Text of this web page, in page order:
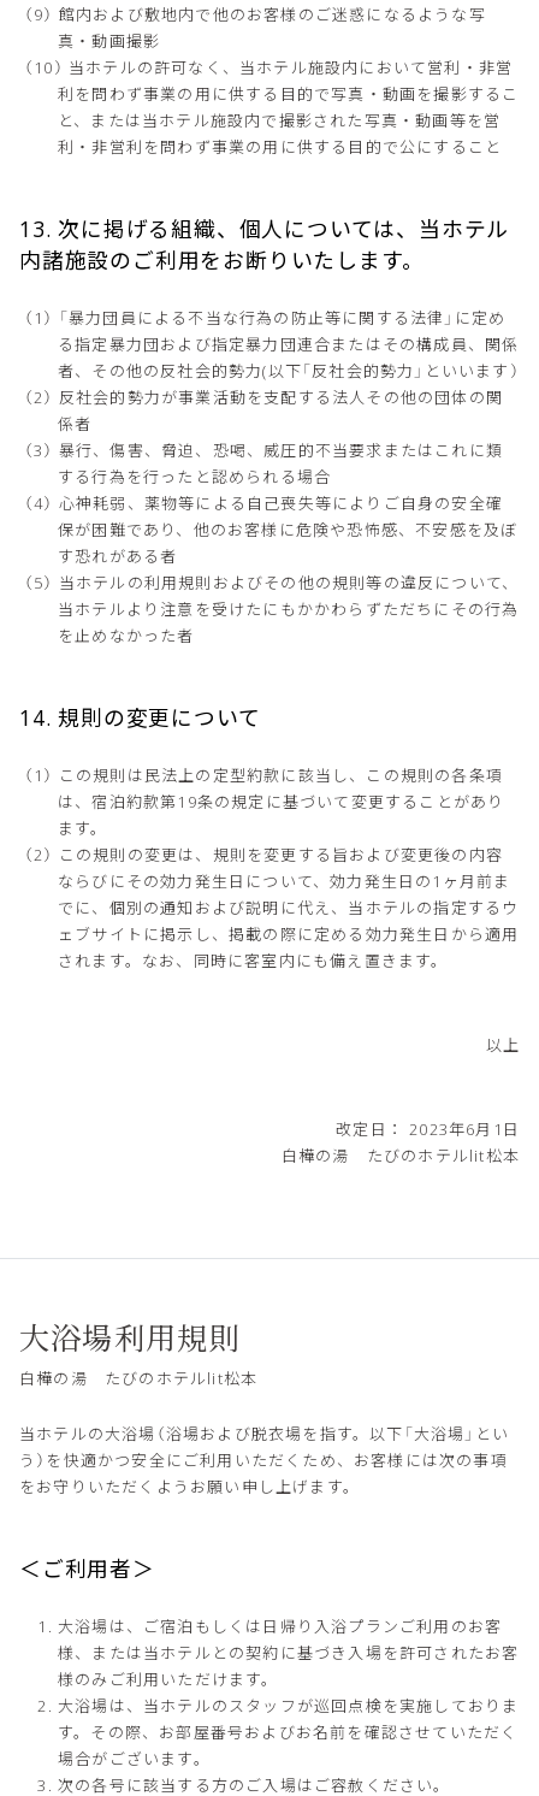
館内および敷地内で他のお客様のご迷惑になるような写
真・動画撮影
当ホテルの許可なく、当ホテル施設内において営利・非営
利を問わず事業の用に供する目的で写真・動画を撮影するこ
と、または当ホテル施設内で撮影された写真・動画等を営
利・非営利を問わず事業の用に供する目的で公にすること
13. 次に掲げる組織、個人については、当ホテル
内諸施設のご利用をお断りいたします。
「暴力団員による不当な行為の防止等に関する法律」に定め
る指定暴力団および指定暴力団連合またはその構成員、関係
者、その他の反社会的勢力(以下「反社会的勢力」といいます）
反社会的勢力が事業活動を支配する法人その他の団体の関
係者
暴行、傷害、脅迫、恐喝、威圧的不当要求またはこれに類
する行為を行ったと認められる場合
心神耗弱、薬物等による自己喪失等によりご自身の安全確
保が困難であり、他のお客様に危険や恐怖感、不安感を及ぼ
す恐れがある者
当ホテルの利用規則およびその他の規則等の違反について、
当ホテルより注意を受けたにもかかわらずただちにその行為
を止めなかった者
14. 規則の変更について
この規則は民法上の定型約款に該当し、この規則の各条項
は、宿泊約款第19条の規定に基づいて変更することがあり
ます。
この規則の変更は、規則を変更する旨および変更後の内容
ならびにその効力発生日について、効力発生日の1ヶ月前ま
でに、個別の通知および説明に代え、当ホテルの指定するウ
ェブサイトに掲示し、掲載の際に定める効力発生日から適用
されます。なお、同時に客室内にも備え置きます。
以上
改定日： 2023年6月1日
白樺の湯 たびのホテルlit松本
大浴場利用規則
白樺の湯 たびのホテルlit松本
当ホテルの大浴場（浴場および脱衣場を指す。以下「大浴場」とい
う）を快適かつ安全にご利用いただくため、お客様には次の事項
をお守りいただくようお願い申し上げます。
＜ご利用者＞
大浴場は、ご宿泊もしくは日帰り入浴プランご利用のお客
様、または当ホテルとの契約に基づき入場を許可されたお客
様のみご利用いただけます。
大浴場は、当ホテルのスタッフが巡回点検を実施しておりま
す。その際、お部屋番号およびお名前を確認させていただく
場合がございます。
次の各号に該当する方のご入場はご容赦ください。